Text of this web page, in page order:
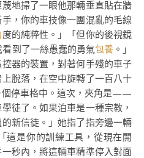
地掃了一眼他那輛垂直貼在牆
，你的車技像一團混亂的毛線
度的純粹性。」「但你的後視鏡
到了一絲愚蠢的勇氣包養。」
器的裝置，對著何手殘的車子
脫落，在空中旋轉了一百八十
個停車格中。這次，夾角是——
徒了。如果泊車是一種宗教，
新信徒。」她指了指旁邊一輛
這是你的訓練工具，從現在開
秒內，將這輛車精準停入對面